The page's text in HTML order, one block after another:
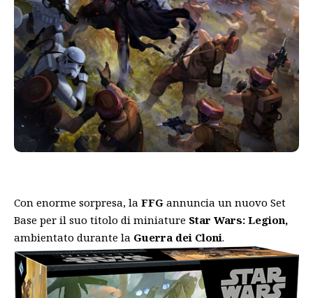
Con enorme sorpresa, la FFG annuncia un nuovo Set
Base per il suo titolo di miniature Star Wars: Legion,
ambientato durante la Guerra dei Cloni.